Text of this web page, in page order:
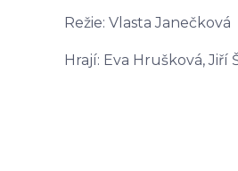
Režie: Vlasta Janečková
Hrají: Eva Hrušková, Jiří